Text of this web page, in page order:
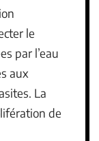
le
par l’eau
aux
La
de